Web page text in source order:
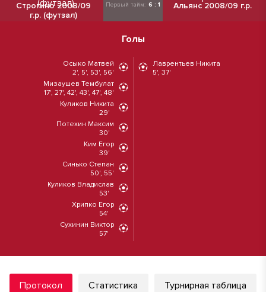
Строгино 2008/09
г.р. (футзал)
Первый тайм: 6 : 1 Альянс 2008/09 г.р.
Голы
Осыко Матвей
2', 5', 53', 56'
Мизаушев Тембулат
17', 27', 42', 43', 47', 48'
Куликов Никита
29'
Потехин Максим
30'
Ким Егор
39'
Синько Степан
50', 55'
Куликов Владислав
53'
Хрипко Егор
54'
Сухинин Виктор
57'
Лаврентьев Никита
5', 37'
Протокол Статистика Турнирная таблица